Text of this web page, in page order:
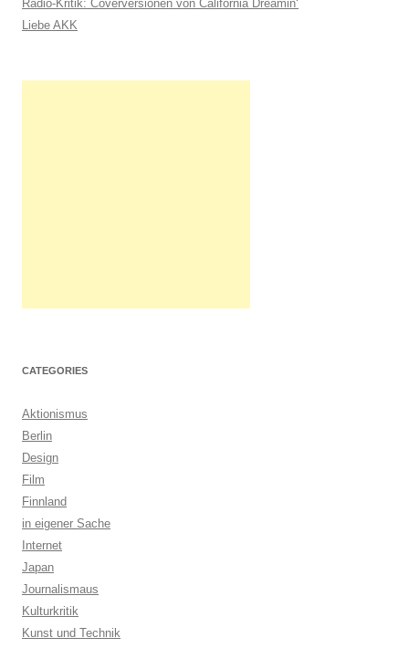
h
Radio-Kritik: Coverversionen von California Dreamin‘
Liebe AKK
CATEGORIES
Aktionismus
Berlin
Design
Film
Finnland
in eigener Sache
Internet
Japan
Journalismaus
Kulturkritik
Kunst und Technik